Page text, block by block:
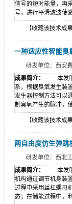
信号的短时能量，再
号，进行平滑滤波使
【收藏该技术成果
一种适应性智能臭
研发单位：西安
成果简介：
本发明
系，根据臭氧发生装
发生器控制方法可以
制臭氧产生的脉冲，
【收藏该技术成果
两自由度仿生弹跳
研发单位：西北
成果简介：
本发明
机构通过调节机身装
过程中采用丝杠螺母
态；在储能过程中，